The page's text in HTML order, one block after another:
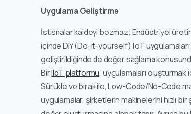
Uygulama Geliştirme
İstisnalar kaideyi bozmaz; Endüstriyel
içinde DIY (Do-it-yourself) IIoT
geliştirildiğinde de değer sağlama
BirIIoT platformu, uygulamaları oluşturmak
Sürükle ve bırak ile, Low-Code/No-Code
uygulamalar, şirketlerin makinelerini hızlı